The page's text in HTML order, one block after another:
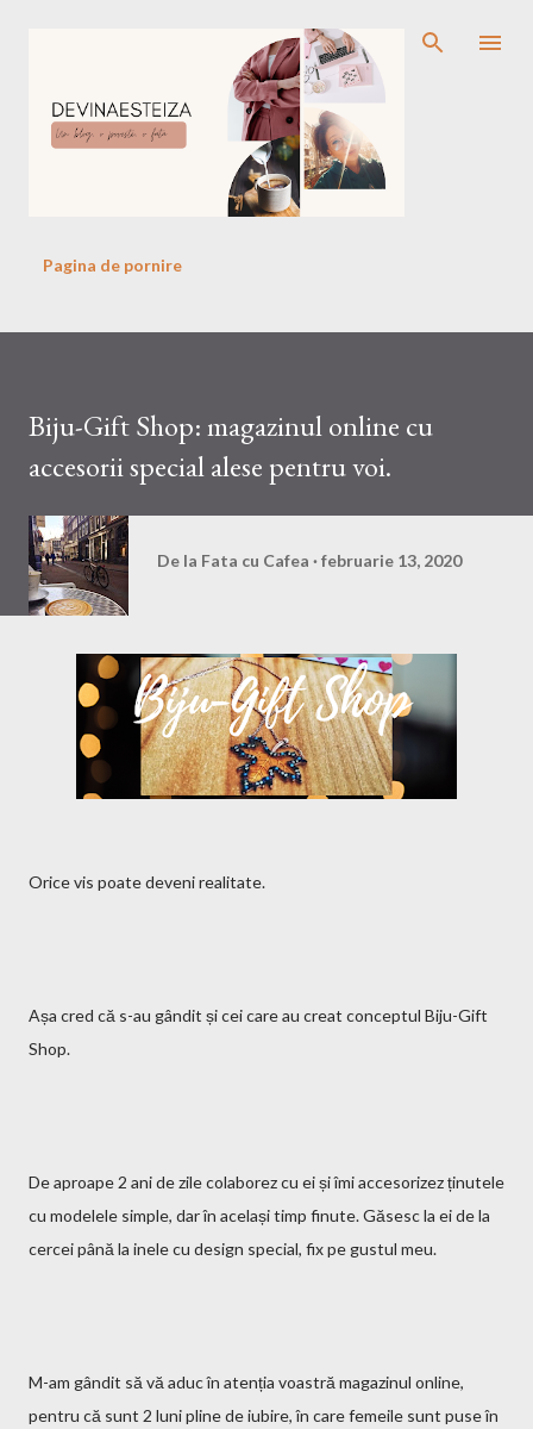
Treceți la conținutul principal
Pagina de pornire
Biju-Gift Shop: magazinul online cu
accesorii special alese pentru voi.
De la Fata cu Cafea februarie 13, 2020
Orice vis poate deveni realitate.
Așa cred că s-au gândit și cei care au creat conceptul Biju-Gift
Shop.
De aproape 2 ani de zile colaborez cu ei și îmi accesorizez ținutele
cu modelele simple, dar în același timp finute. Găsesc la ei de la
cercei până la inele cu design special, fix pe gustul meu.
M-am gândit să vă aduc în atenția voastră magazinul online,
pentru că sunt 2 luni pline de iubire, în care femeile sunt puse în